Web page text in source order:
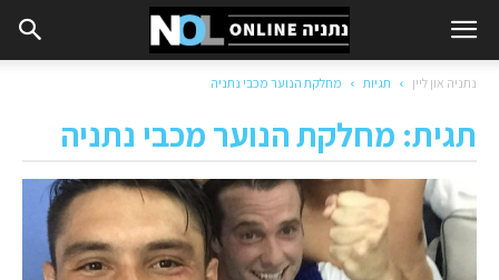
נתניה און ליין תגיות מחלקת הנוער מכבי נתניה
תגית: מחלקת הנוער מכבי נתניה